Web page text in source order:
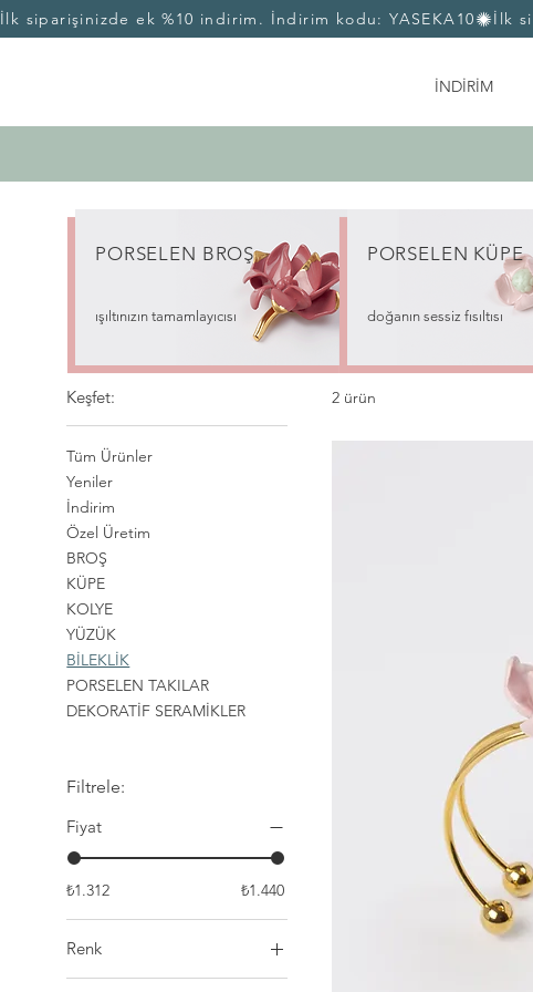
İlk siparişinizde ek %10 indirim. İndirim kodu: YASEKA10
İNDİRİM
PORSELEN BROŞ
ışıltınızın tamamlayıcısı
PORSELEN KÜPE
doğanın sessiz fısıltısı
Keşfet:
Tüm Ürünler
Yeniler
İndirim
Özel Üretim
BROŞ
KÜPE
KOLYE
YÜZÜK
BİLEKLİK
PORSELEN TAKILAR
DEKORATİF SERAMİKLER
Filtrele:
Fiyat
₺1.312 ₺1.440
Renk
2 ürün